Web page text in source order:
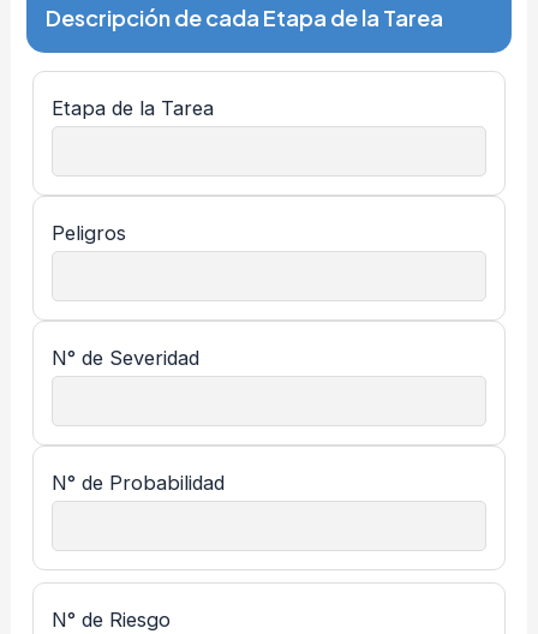
Descripción de cada Etapa de la Tarea
Etapa de la Tarea
Peligros
N° de Severidad
N° de Probabilidad
N° de Riesgo